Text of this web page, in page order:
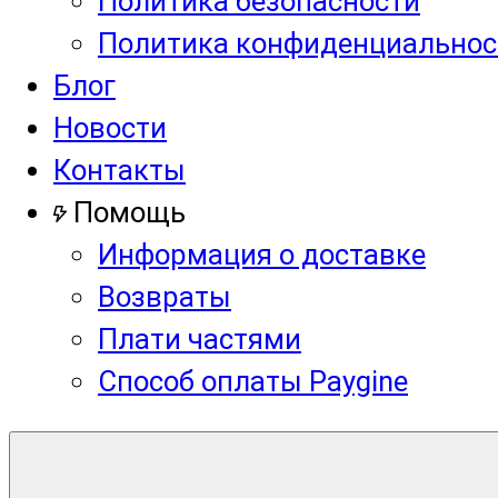
Политика
Блог
Новости
Контакты
Помощь
Информация о доставке
Возвраты
Плати частями
Способ оплаты Paygine